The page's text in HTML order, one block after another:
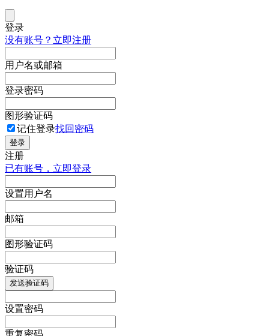
登录
没有账号？立即注册
用户名或邮箱
登录密码
图形验证码
记住登录找回密码
登录
注册
已有账号，立即登录
设置用户名
邮箱
图形验证码
验证码
发送验证码
设置密码
重复密码